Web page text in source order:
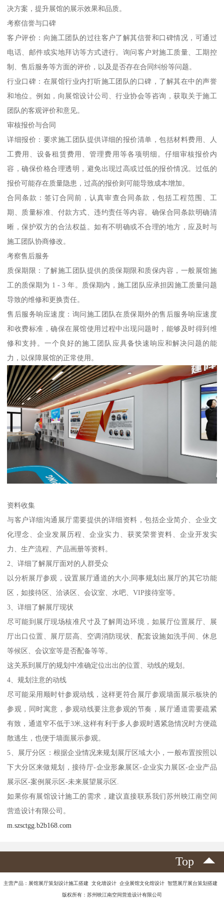
决方案，提升展馆的展示效果和品质。
考察信誉与口碑
客户评价：向施工团队的过往客户了解其信誉和口碑情况，可通过
电话、邮件或实地拜访等方式进行。询问客户对施工质量、工期控
制、售后服务等方面的评价，以及是否存在合同纠纷等问题。
行业口碑：在展馆行业内打听施工团队的口碑，了解其在中的声誉
和地位。例如，向展馆设计公司、行业协会等咨询，获取关于施工
团队的客观评价和意见。
审核报价与合同
详细报价：要求施工团队提供详细的报价清单，包括材料费用、人
工费用、设备租赁费用、管理费用等各项明细。仔细审核报价内
容，确保价格合理透明，避免出现过高或过低的报价情况。过低的
报价可能存在质量隐患，过高的报价则可能导致成本增加。
合同条款：签订合同前，认真审查合同条款，包括工程范围、工
期、质量标准、付款方式、违约责任等内容。确保合同条款明确清
晰，保护双方的合法权益。如有不明确或不合理的地方，应及时与
施工团队协商修改。
考察售后服务
质保期限：了解施工团队提供的质保期限和质保内容，一般展馆施
工的质保期为 1 - 3 年。质保期内，施工团队应承担因施工质量问题
导致的维修和更换责任。
售后服务响应速度：询问施工团队在质保期外的售后服务响应速度
和收费标准，确保在展馆使用过程中出现问题时，能够及时得到维
修和支持。一个良好的施工团队应具备快速响应和解决问题的能
力，以保障展馆的正常使用。
资料收集
与客户详细沟通展厅需要提供的详细资料，包括企业简介、企业文
化理念、企业发展历程、企业实力、获奖荣誉资料、企业开发实
力、生产流程、产品画册等资料。
2、详细了解展厅面对的人群受众
以分析展厅参观，设置展厅通道的大小;同事规划出展厅的其它功能
区，如接待区、洽谈区、会议室、水吧、VIP接待室等。
3、详细了解展厅现状
尽可能到展厅现场核准尺寸及了解周边环境，如展厅位置展厅、展
厅出口位置、展厅层高、空调消防现状、配套设施如洗手间、休息
等候区、会议室等是否配备等等。
这关系到展厅的规划中准确定位出出的位置、动线的规划。
4、规划注意的动线
尽可能采用顺时针参观动线，这样更符合展厅参观墙面展示板块的
参观，同时寓意，参观动线要注意参观的节奏，展厅通道需要疏紧
有致，通道窄不低于3米,这样有利于多人参观时遇紧急情况时方便疏
散逃生，也便于墙面展示参观。
5、展厅分区：根据企业情况来规划展厅区域大小，一般布置按照以
下大分区来做规划，接待厅-企业形象展区-企业实力展区-企业产品
展示区-案例展示区-未来展望展示区.
如果你有展馆设计施工的需求，建议直接联系我们苏州映江南空间
营造设计有限公司。
m.szsctgg.b2b168.com
Top
主营产品：展馆展厅策划设计施工搭建 文化墙设计 企业展馆文化馆设计 智慧展厅展台策划搭建
版权所有：苏州映江南空间营造设计有限公司